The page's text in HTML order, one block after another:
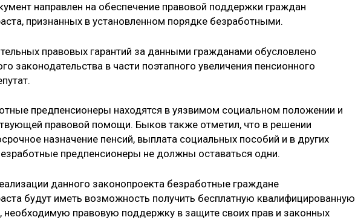
направлен на обеспечение правовой поддержки граждан
признанных в установленном порядке безработными.
правовых гарантий за данными гражданами обусловлено
законодательства в части поэтапного увеличения пенсионного
предпенсионеры находятся в уязвимом социальном положении и
правовой помощи. Быков также отметил, что в решении
назначение пенсий, выплата социальных пособий и в других
предпенсионеры не должны оставаться одни.
данного законопроекта безработные граждане
будут иметь возможность получить бесплатную квалифицированную
правовую поддержку в защите своих прав и законных